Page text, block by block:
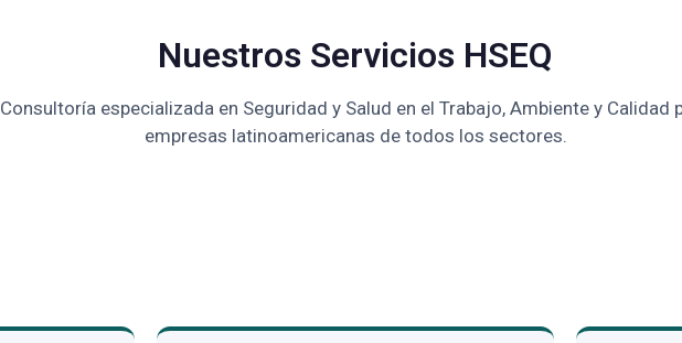
Nuestros Servicios HSEQ
Consultoría especializada en Seguridad y Salud en el Trabajo, Ambiente y Calidad
empresas latinoamericanas de todos los sectores.